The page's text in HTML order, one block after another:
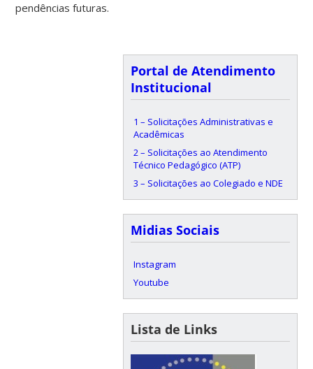
pendências futuras.
Portal de Atendimento
Institucional
1 – Solicitações Administrativas e
Acadêmicas
2 – Solicitações ao Atendimento
Técnico Pedagógico (ATP)
3 – Solicitações ao Colegiado e NDE
Midias Sociais
Instagram
Youtube
Lista de Links